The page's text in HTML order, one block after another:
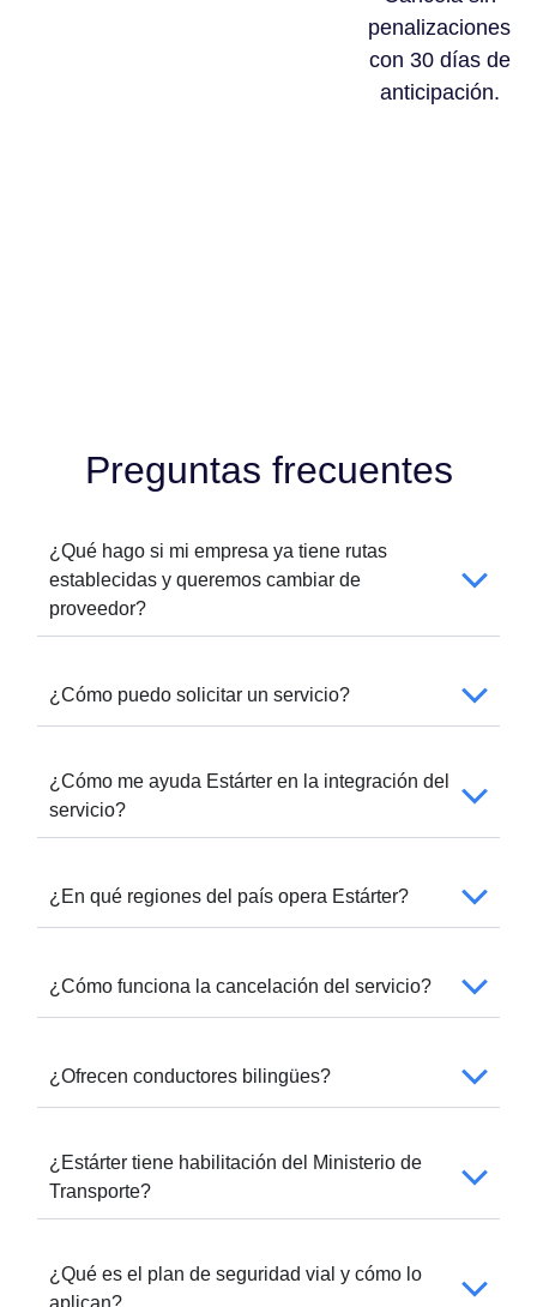
penalizaciones
con 30 días de
anticipación.
Preguntas frecuentes
¿Qué hago si mi empresa ya tiene rutas
establecidas y queremos cambiar de
proveedor?
¿Cómo puedo solicitar un servicio?
¿Cómo me ayuda Estárter en la integración del
servicio?
¿En qué regiones del país opera Estárter?
¿Cómo funciona la cancelación del servicio?
¿Ofrecen conductores bilingües?
¿Estárter tiene habilitación del Ministerio de
Transporte?
¿Qué es el plan de seguridad vial y cómo lo
aplican?